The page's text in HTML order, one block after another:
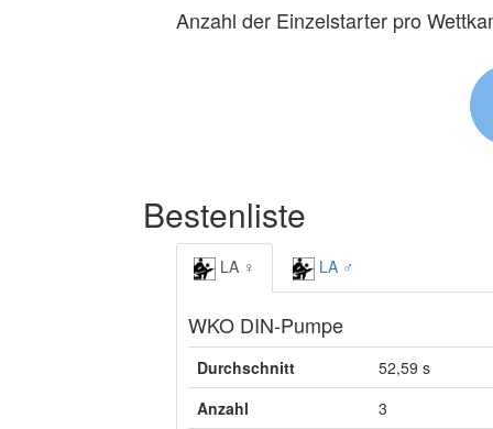
Anzahl der Einzelstarter pro
Bestenliste
LA ♀ LA ♂
WKO DIN-Pumpe
Durchschnitt
52,59 s
Anzahl
3